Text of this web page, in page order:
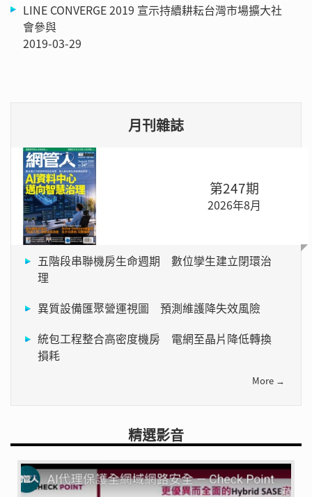
LINE CONVERGE 2019 宣示持續耕耘台灣市場擴大社
會參與
2019-03-29
月刊雜誌
第247期
2026年8月
五階段串聯機房生命週期 數位孿生建立閉環治
理
異質設備匯聚營運視圖 預測維護降失效風險
統包工程整合高密度機房 電網至晶片降低轉換
損耗
More →
精選影音